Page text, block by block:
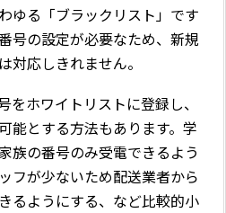
ゆる「ブラックリスト」です
号の設定が必要なため、新規
対応しきれません。
をホワイトリストに登録し、
能とする方法もあります。学
族の番号のみ受電できるよう
フが少ないため配送業者から
るようにする、など比較的小